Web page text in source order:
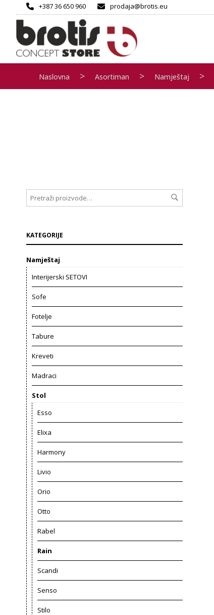
+387 36 650 960 prodaja@brotis.eu
Naslovna > Asortiman > Namještaj >
KATEGORIJE
Namještaj
Interijerski SETOVI
Sofe
Fotelje
Tabure
Kreveti
Madraci
Stol
Esso
Elixa
Harmony
Livio
Orio
Otto
Rabel
Rain
Scandi
Senso
Stilo